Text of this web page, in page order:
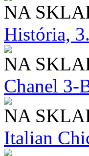
NA
História,
NA
Chanel 3-
NA
Italian